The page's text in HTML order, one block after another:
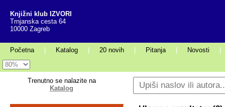
Knjižni klub IZVORI
Trnjanska cesta 64
10000 Zagreb
Početna Katalog 20 novih Pitanja Novosti
Trenutno se nalazite na
Katalog